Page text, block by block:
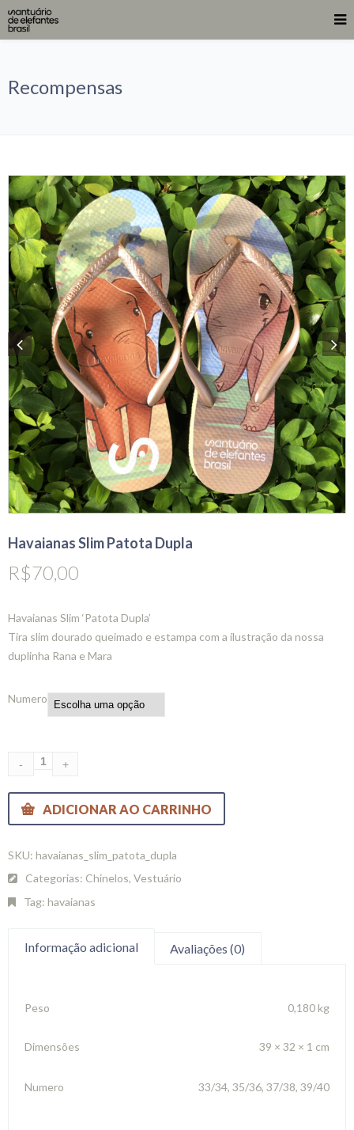
Recompensas
Havaianas Slim Patota Dupla
R$70,00
Havaianas Slim ‘Patota Dupla’
Tira slim dourado queimado e estampa com a ilustração da nossa
duplinha Rana e Mara
Numero
ADICIONAR AO CARRINHO
SKU: havaianas_slim_patota_dupla
Categorias: Chinelos, Vestuário
Tag: havaianas
Informação adicional Avaliações (0)
Peso 0,180 kg
Dimensões 39 × 32 × 1 cm
Numero 33/34, 35/36, 37/38, 39/40